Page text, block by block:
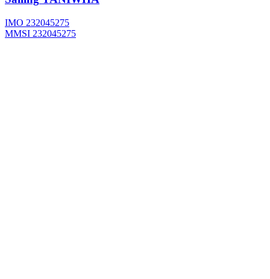
IMO 232045275
MMSI 232045275